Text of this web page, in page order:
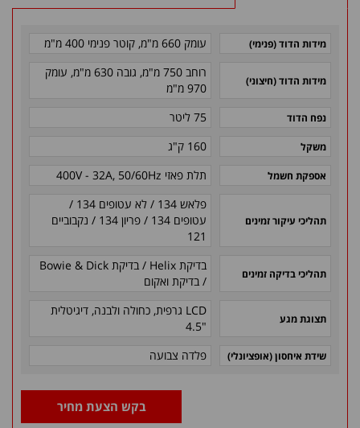
מידות הדוד (פנימי) עומק 660 מ"מ, קוטר פנימי 400 מ"מ
מידות הדוד (חיצוני)
רוחב 750 מ"מ, גובה 630 מ"מ, עומק
970 מ"מ
נפח הדוד 75 ליטר
משקל 160 ק"ג
אספקת חשמל תלת פאזי 400V - 32A, 50/60Hz
תהליכי עיקור זמינים
פלאש 134 / לא עטופים 134 /
עטופים 134 / פריון 134 / נקבוביים
121
תהליכי בדיקה זמינים
בדיקת Helix / בדיקת Bowie & Dick
/ בדיקת ואקום
תצוגת מגע
LCD גרפית, כחולה ולבנה, דיגיטלית
"4.5
שידת איחסון (אופציונלי) פלדה צבועה
בקש הצעת מחיר